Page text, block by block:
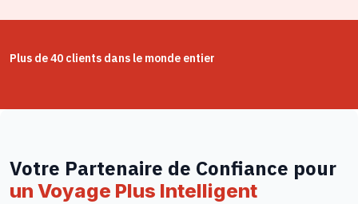
Plus de 40 clients dans le monde entier
Votre Partenaire de Confiance pour
un Voyage Plus Intelligent